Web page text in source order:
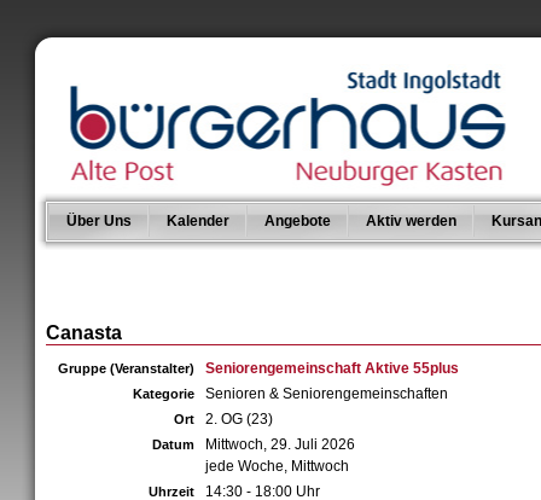
Über Uns Kalender Angebote Aktiv werden
Canasta
Gruppe (Veranstalter) Seniorengemeinschaft Aktive 55plus
Kategorie Senioren & Seniorengemeinschaften
Ort 2. OG (23)
Datum
Mittwoch, 29. Juli 2026
jede Woche, Mittwoch
Uhrzeit 14:30 - 18:00 Uhr